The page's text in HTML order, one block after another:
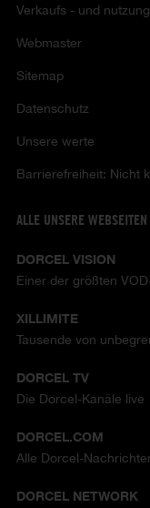
Verkaufs - und
Webmaster
Sitemap
Datenschutz
Unsere werte
Barrierefreiheit: Nicht
ALLE UNSERE WEBSEITEN
DORCEL VISION
Einer der größten
XILLIMITE
Tausende von
DORCEL TV
Die Dorcel-Kanäle live
DORCEL.COM
Alle Dorcel-
DORCEL NETWORK